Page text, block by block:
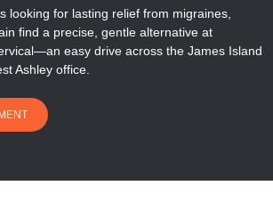
looking for lasting relief from migraines,
find a precise, gentle alternative at
easy drive across the James Island
Ashley office.